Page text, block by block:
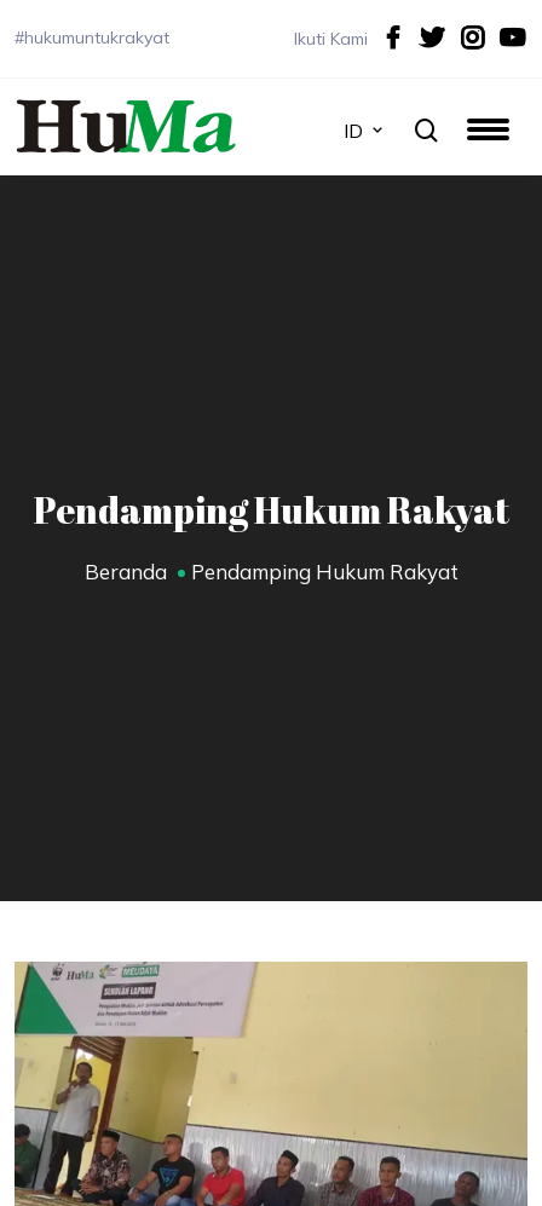
#hukumuntukrakyat Ikuti Kami
ID
Pendamping Hukum Rakyat
Beranda Pendamping Hukum Rakyat